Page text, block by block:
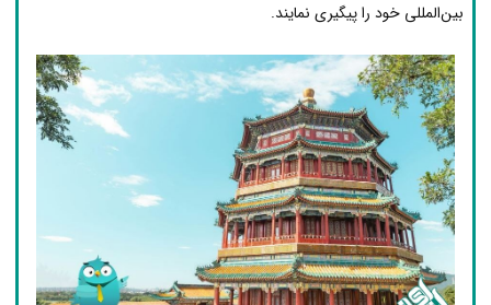
بین‌المللی خود را پیگیری نمایند.